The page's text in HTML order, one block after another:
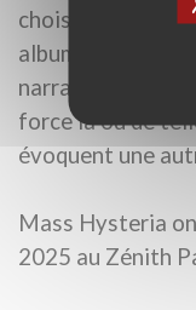
choisi de
album en deux
narration bien
force là où de
évoquent une
Mass Hysteria
2025 au Zénith